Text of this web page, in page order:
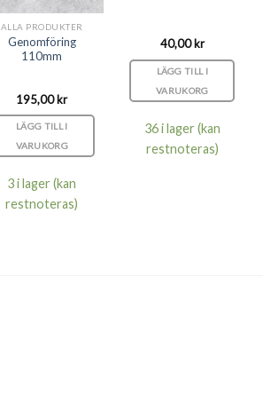
ALLA PRODUKTER
Genomföring
110mm
195,00kr
LÄGG TILL I
VARUKORG
3 i lager (kan
restnoteras)
40,00kr
LÄGG TILL I
VARUKORG
36 i lager (kan
restnoteras)